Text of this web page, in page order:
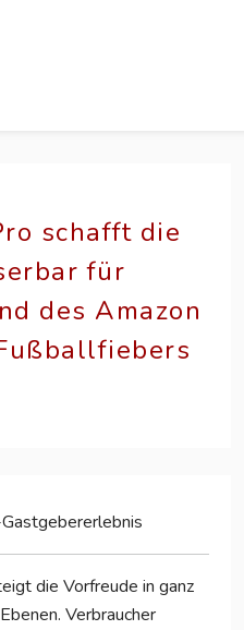
schafft die
für
des Amazon
die Vorfreude in ganz
Verbraucher